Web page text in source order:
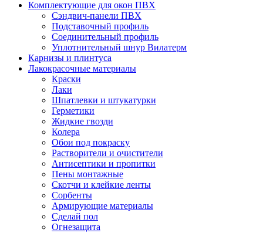
Комплектующие для окон ПВХ
Сэндвич-панели ПВХ
Подставочный профиль
Соединительный профиль
Уплотнительный шнур Вилатерм
Карнизы и плинтуса
Лакокрасочные материалы
Краски
Лаки
Шпатлевки и штукатурки
Герметики
Жидкие гвозди
Колера
Обои под покраску
Растворители и очистители
Антисептики и пропитки
Пены монтажные
Скотчи и клейкие ленты
Сорбенты
Армирующие материалы
Сделай пол
Огнезащита